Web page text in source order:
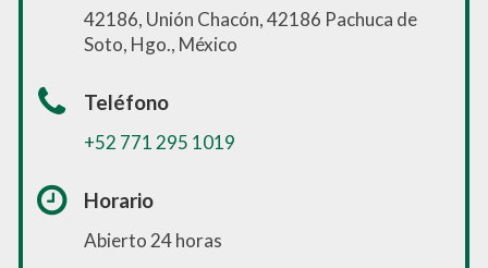
42186, Unión Chacón, 42186 Pachuca de
Soto, Hgo., México
Teléfono
+52 771 295 1019
Horario
Abierto 24 horas